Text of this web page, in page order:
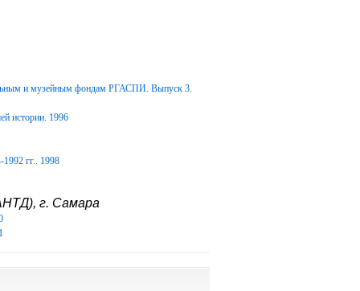
и музейным фондам РГАСПИ. Выпуск 3.
истории. 1996
гг.. 1998
г. Самара